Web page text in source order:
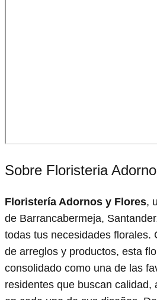
Sobre Floristeria
Floristería Adornos y Flores,
de Barrancabermeja,
todas tus necesidades florales.
de arreglos y productos, esta
consolidado como una de las
residentes que buscan calidad,